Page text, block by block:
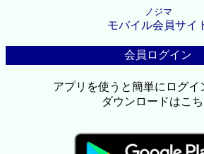
ノジマ
モバイル会員サイ
会員ログイン
アプリを使うと簡単にログイ
ダウンロードはこ